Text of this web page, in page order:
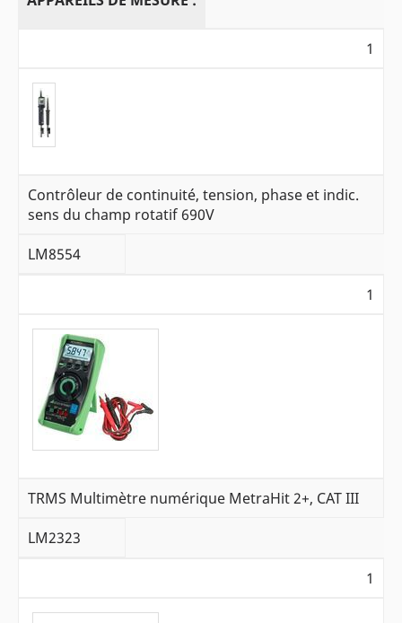
1
Contrôleur de continuité, tension, phase et indic.
sens du champ rotatif 690V
LM8554
1
TRMS Multimètre numérique MetraHit 2+, CAT III
LM2323
1